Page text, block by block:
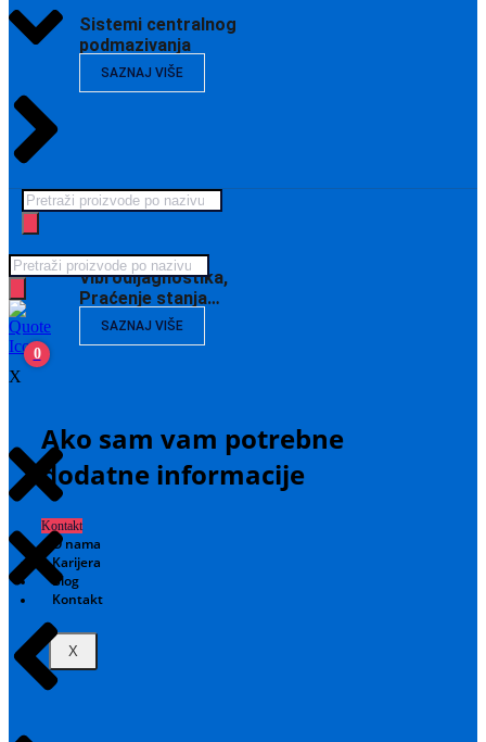
Sistemi centralnog
podmazivanja
SAZNAJ VIŠE
Vibrodijagnostika,
Praćenje stanja…
SAZNAJ VIŠE
Ako sam vam potrebne
dodatne informacije
Kontakt
O nama
Karijera
Blog
Kontakt
X
Products
search
Products
search
0
X